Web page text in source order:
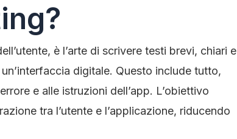
è l’arte di scrivere testi brevi, chiari e
digitale. Questo include tutto,
e alle istruzioni dell’app. L’obiettivo
tra l’utente e l’applicazione, riducendo